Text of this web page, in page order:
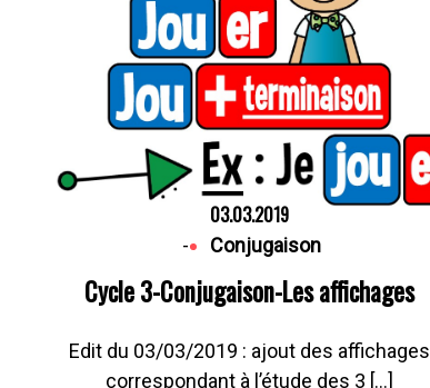
03.03.2019
- Conjugaison
Cycle 3-Conjugaison-Les affichages
Edit du 03/03/2019 : ajout des affichages
correspondant à l’étude des 3 […]